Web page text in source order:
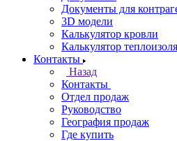
Документы для
3D модели
Калькулятор кровли
Калькулятор
Контакты
Назад
Контакты
Отдел продаж
Руководство
География продаж
Где купить